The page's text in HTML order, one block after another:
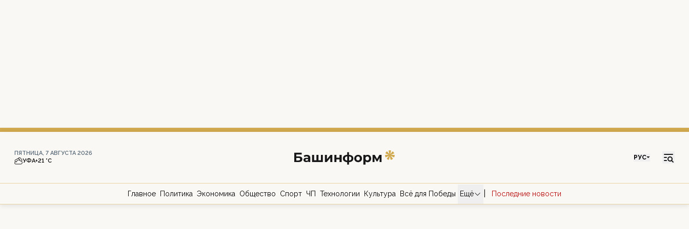
ПЯТНИЦА, 7 АВГУСТА 2026
УФА+21 °С РУС
Главное Политика Экономика Общество Спорт ЧП Технологии Культура Всё для Победы Ещё Последние новости